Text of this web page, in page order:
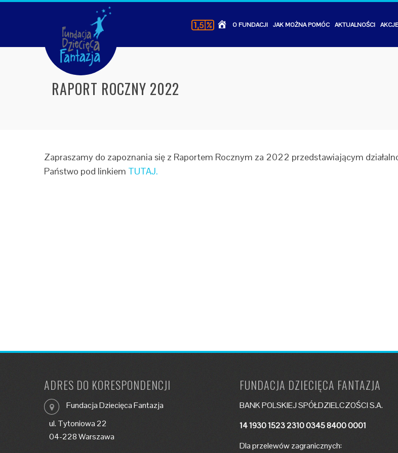
STRONA
O FUNDACJI JAK MOŻNA POMÓC AKTUALNOŚCI AKCJE
RAPORT ROCZNY 2022
Zapraszamy do zapoznania się z Raportem Rocznym za 2022 przedstawiającym
Państwo pod linkiem TUTAJ.
ADRES DO KORESPONDENCJI
Fundacja Dziecięca Fantazja
ul. Tytoniowa 22
04-228 Warszawa
FUNDACJA DZIECIĘCA FANTAZJA
BANK POLSKIEJ SPÓŁDZIELCZOŚCI S.A.
14 1930 1523 2310 0345 8400 0001
Dla przelewów zagranicznych: